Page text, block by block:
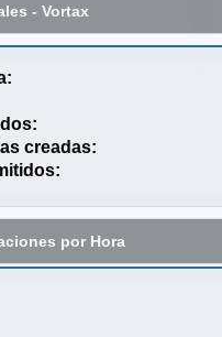
- Vortax
creadas:
por Hora